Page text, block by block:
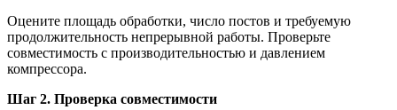
Оцените площадь обработки, число постов и требуемую
продолжительность непрерывной работы. Проверьте
совместимость с производительностью и давлением
компрессора.
Шаг 2. Проверка совместимости